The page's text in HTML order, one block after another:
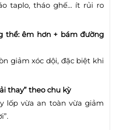
taplo, tháo ghế… ít rủi ro
thể: êm hơn + bám đường
giảm xóc dội, đặc biệt khi
thay” theo chu kỳ
lốp vừa an toàn vừa giảm